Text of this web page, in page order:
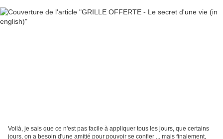
Voilà, je sais que ce n'est pas facile à appliquer tous les jours, que certains
jours, on a besoin d'une amitié pour pouvoir se confier ... mais finalement,